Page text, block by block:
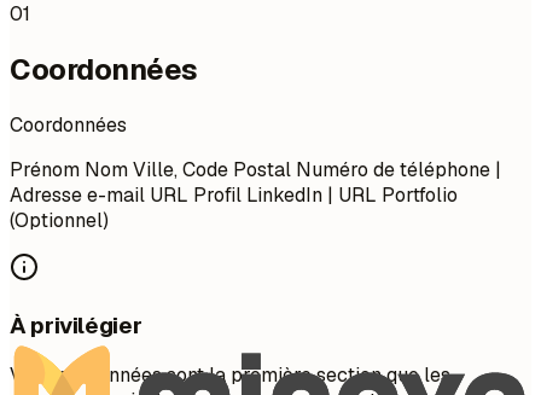
01
Coordonnées
Coordonnées
Prénom Nom Ville, Code Postal Numéro de téléphone |
Adresse e-mail URL Profil LinkedIn | URL Portfolio
(Optionnel)
À privilégier
Vos coordonnées sont la première section que les